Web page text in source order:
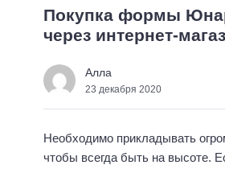
Покупка формы
через интернет-
Алла
23 декабря 2020
Необходимо прикладывать
чтобы всегда быть на высоте.